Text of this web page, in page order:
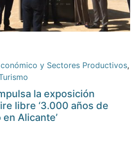
y Sectores Productivos,
la exposición
libre ‘3.000 años de
Alicante’